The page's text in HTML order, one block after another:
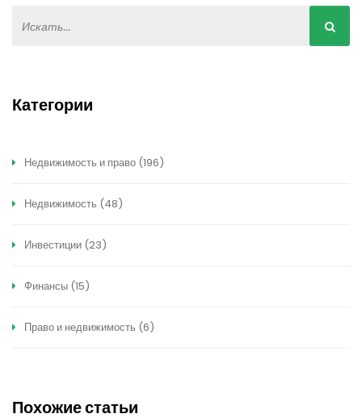
Категории
Недвижимость и право (196)
Недвижимость (48)
Инвестиции (23)
Финансы (15)
Право и недвижимость (6)
Похожие статьи